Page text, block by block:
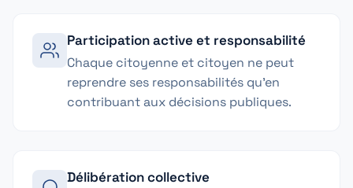
Participation active et responsabilité
Chaque citoyenne et citoyen ne peut
reprendre ses responsabilités qu'en
contribuant aux décisions publiques.
Délibération collective